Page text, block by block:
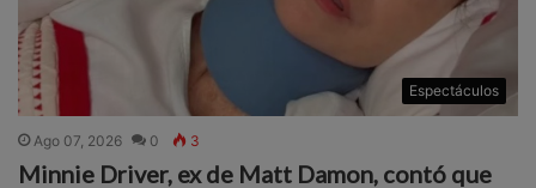
Espectáculos
Ago 07, 2026 0 3
Minnie Driver, ex de Matt Damon, contó que